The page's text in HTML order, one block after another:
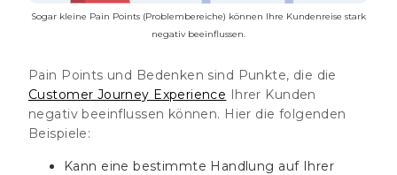
Sogar kleine Pain Points (Problembereiche) können Ihre Kundenreise stark
negativ beeinflussen.
Pain Points und Bedenken sind Punkte, die die
Customer Journey Experience Ihrer Kunden
negativ beeinflussen können. Hier die folgenden
Beispiele:
Kann eine bestimmte Handlung auf Ihrer